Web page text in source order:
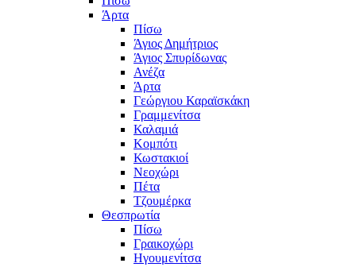
Άρτα
Πίσω
Άγιος Δημήτριος
Άγιος Σπυρίδωνας
Ανέζα
Άρτα
Γεώργιου Καραϊσκάκη
Γραμμενίτσα
Καλαμιά
Κομπότι
Κωστακιοί
Νεοχώρι
Πέτα
Τζουμέρκα
Θεσπρωτία
Πίσω
Γραικοχώρι
Ηγουμενίτσα